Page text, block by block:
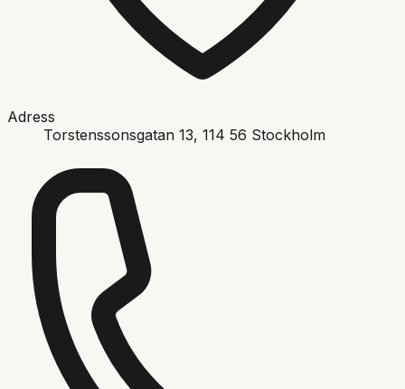
Adress
Torstenssonsgatan 13, 114 56 Stockholm